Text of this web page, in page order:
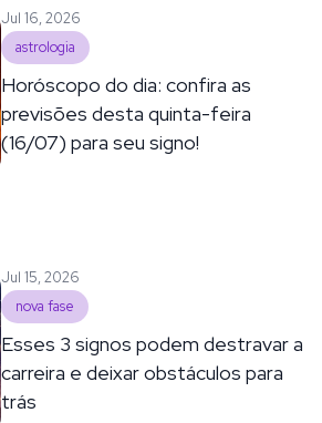
Jul 16, 2026
astrologia
Horóscopo do dia: confira as
previsões desta quinta-feira
(16/07) para seu signo!
Jul 15, 2026
nova fase
Esses 3 signos podem destravar a
carreira e deixar obstáculos para
trás